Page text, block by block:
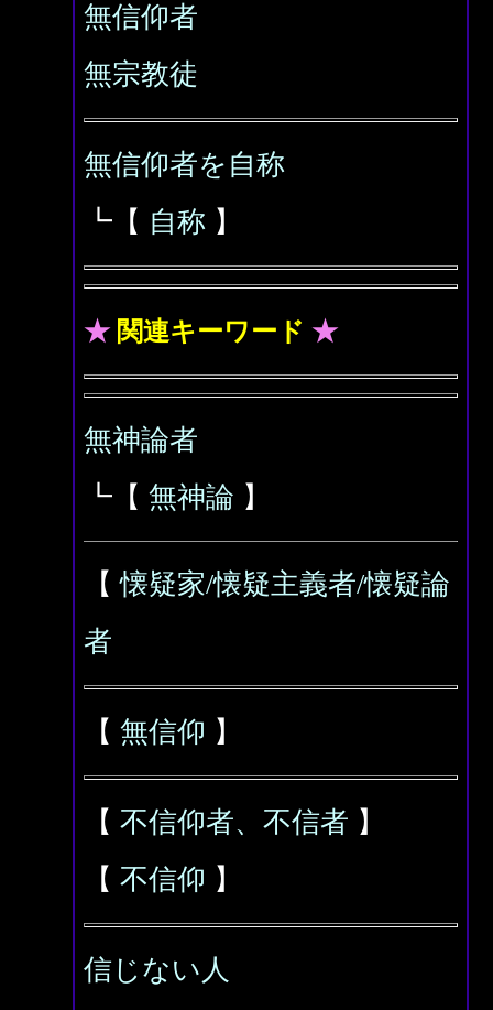
無信仰者
無宗教徒
無信仰者を自称
┗【 自称 】
★ 関連キーワード ★
無神論者
┗【 無神論 】
【懐疑家/懐疑主義者/懐疑論
者
【 無信仰 】
【 不信仰者、不信者 】
【 不信仰 】
信じない人